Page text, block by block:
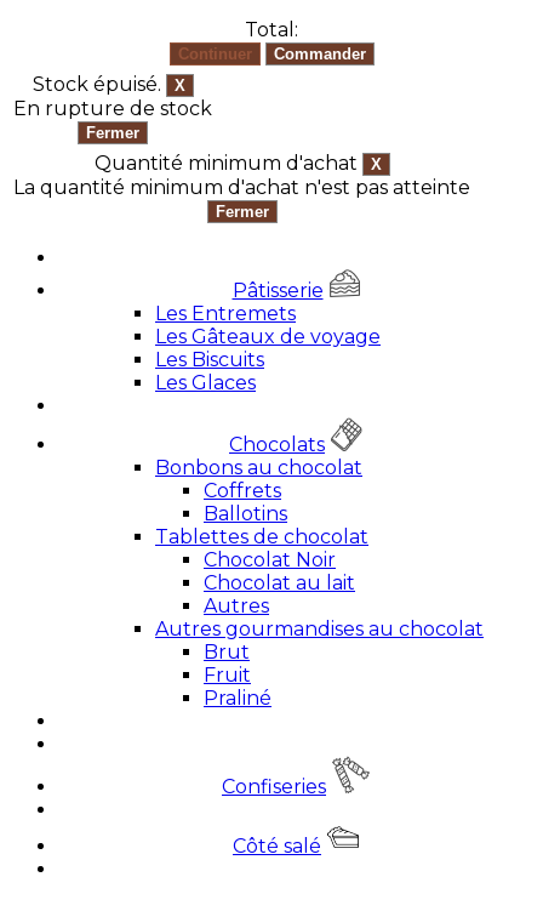
Total:
Stock épuisé.
En rupture de stock
Quantité minimum d'achat
La quantité minimum d'achat n'est pas atteinte
Pâtisserie
Les Entremets
Les Gâteaux de voyage
Les Biscuits
Les Glaces
Chocolats
Bonbons au chocolat
Coffrets
Ballotins
Tablettes de chocolat
Chocolat Noir
Chocolat au lait
Autres
Autres gourmandises au chocolat
Brut
Fruit
Praliné
Confiseries
Côté salé